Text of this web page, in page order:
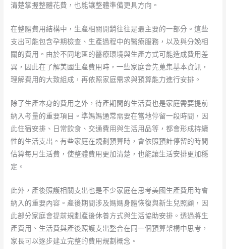
清楚掌握整體花費，也能讓整體準備更具方向。
在整體費用結構中，生產相關開銷往往是最主要的一部分。這些
支出可能包含孕期檢查、生產過程中的醫療服務，以及與分娩相
關的費用。由於不同地區的醫療環境與生產方式可能造成費用差
異，因此在了解美國生產費用時，一些家庭會先蒐集基本資訊，
理解費用的大致組成，再依照家庭需求與預算能力進行安排。
除了生產本身的費用之外，待產期間的生活費也是家庭需要提前
納入考量的重要項目。準媽媽通常需要在當地停留一段時間，因
此住宿安排、日常飲食、交通費用與生活用品等，都會形成持續
性的生活支出。有些家庭在規劃預算時，會依照預計停留的時間
估算每月生活費，使整體費用更加清楚，也能讓生活安排更加穩
定。
此外，產後照護相關支出也是不少家庭在思考美國生產費用時會
納入的重要內容。產後期間涉及媽媽身體恢復與新生兒照顧，因
此部分家庭會提前規劃產後休養方式與生活協助安排。透過將生
產費用、生活費與產後照護支出整合在同一個預算架構中思考，
家長可以逐步建立完整的費用規劃概念。